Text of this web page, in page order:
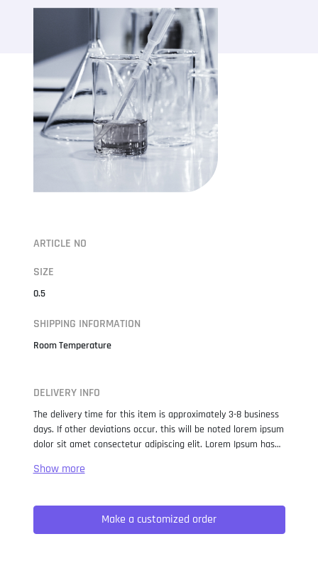
ARTICLE NO
SIZE
0.5
SHIPPING INFORMATION
Room Temperature
DELIVERY INFO
The delivery time for this item is approximately 3-8 business
days. If other deviations occur, this will be noted lorem ipsum
dolor sit amet consectetur adipiscing elit. Lorem Ipsum has
when an unknown printer took a galley of type and
not only five centuries, but also the leap into electronic
typesetting, remaining essentially unchanged. It was
popularised in the 1960s with the release of Letraset sheets
Make a customized order